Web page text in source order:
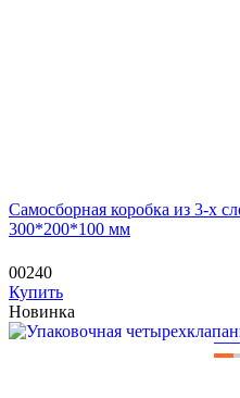
Самосборная коробка из 3-х
300*200*100 мм
00240
Купить
Новинка
—